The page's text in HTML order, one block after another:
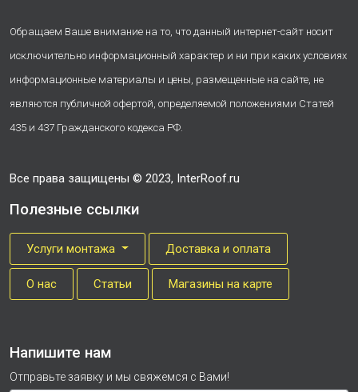
Обращаем Ваше внимание на то, что данный интернет-сайт носит
исключительно информационный характер и ни при каких условиях
информационные материалы и цены, размещенные на сайте, не
являются публичной офертой, определяемой положениями Статей
435 и 437 Гражданского кодекса РФ.
Все права защищены © 2023, InterRoof.ru
Полезные ссылки
Услуги монтажа Доставка и оплата
О нас Cтатьи Магазины на карте
Напишите нам
Отправьте заявку и мы свяжемся с Вами!